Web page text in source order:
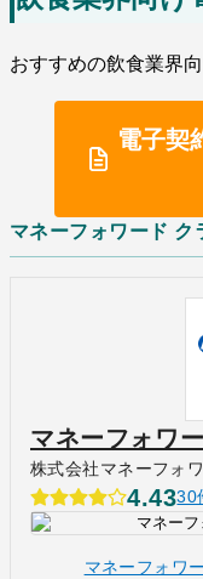
おすすめの飲食業界
電子契
マネーフォワード ク
マネーフォワ
株式会社マネーフォ
4.4330
マネーフォワ